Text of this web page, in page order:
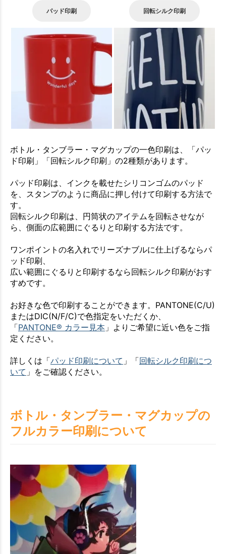
パッド印刷 回転シルク印刷
ボトル・タンブラー・マグカップの一色印刷は、「パッ
ド印刷」「回転シルク印刷」の2種類があります。
パッド印刷は、インクを載せたシリコンゴムのパッド
を、スタンプのように商品に押し付けて印刷する方法で
す。
回転シルク印刷は、円筒状のアイテムを回転させなが
ら、側面の広範囲にぐるりと印刷する方法です。
ワンポイントの名入れでリーズナブルに仕上げるならパ
ッド印刷、
広い範囲にぐるりと印刷するなら回転シルク印刷がおす
すめです。
お好きな色で印刷することができます。PANTONE(C/U)
またはDIC(N/F/C)で色指定をいただくか、
「PANTONE® カラー見本 」よりご希望に近い色をご指
定ください。
詳しくは「パッド印刷について 」「回転シルク印刷につ
いて 」をご確認ください。
ボトル・タンブラー・マグカップの
フルカラー印刷について